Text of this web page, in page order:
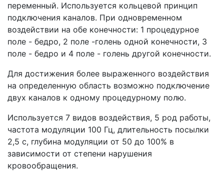
переменный. Используется кольцевой принцип
подключения каналов. При одновременном
воздействии на обе конечности: 1 процедурное
поле - бедро, 2 поле -голень одной конечности, 3
поле - бедро и 4 поле - голень другой конечности.
Для достижения более выраженного воздействия
на определенную область возможно подключение
двух каналов к одному процедурному полю.
Используется 7 видов воздействия, 5 род работы,
частота модуляции 100 Гц, длительность посылки
2,5 с, глубина модуляции от 50 до 100% в
зависимости от степени нарушения
кровообращения.